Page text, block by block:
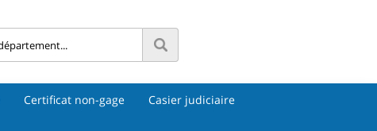
Certificat non-gage Casier judiciaire